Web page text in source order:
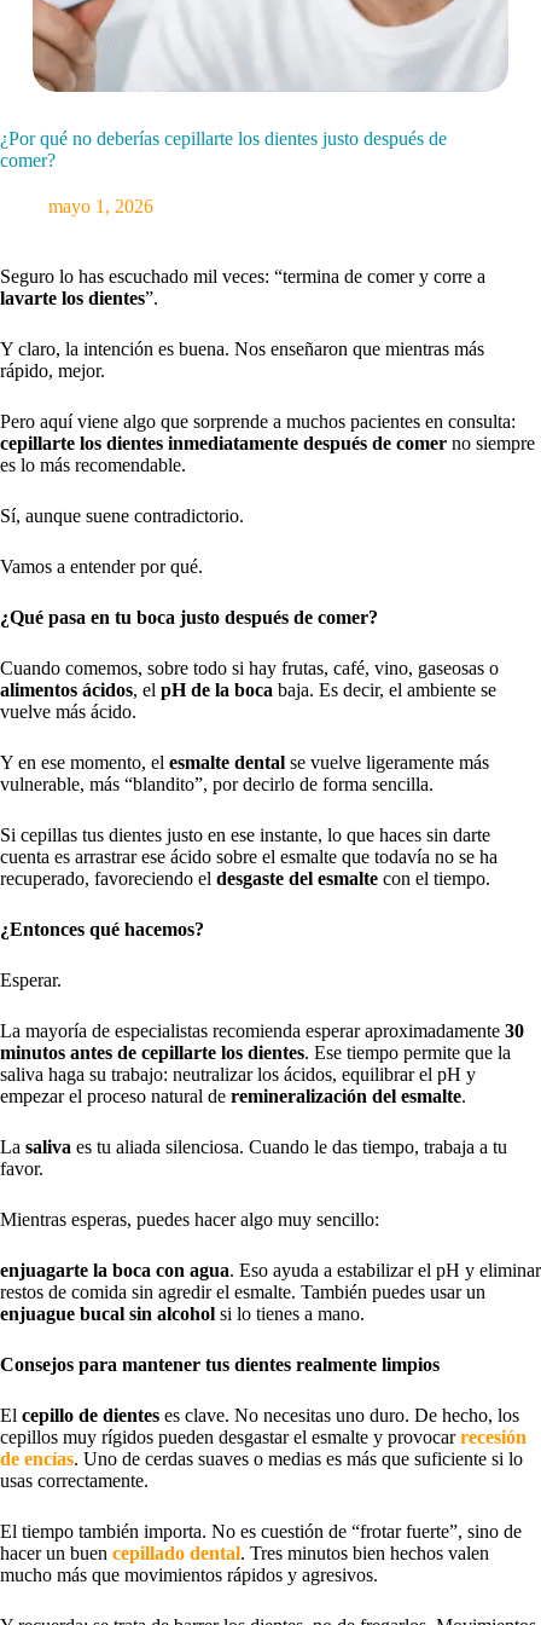
¿Por qué no deberías cepillarte los dientes justo después de
comer?
mayo 1, 2026
Seguro lo has escuchado mil veces: “termina de comer y corre a
lavarte los dientes”.
Y claro, la intención es buena. Nos enseñaron que mientras más
rápido, mejor.
Pero aquí viene algo que sorprende a muchos pacientes en consulta:
cepillarte los dientes inmediatamente después de comer no siempre
es lo más recomendable.
Sí, aunque suene contradictorio.
Vamos a entender por qué.
¿Qué pasa en tu boca justo después de comer?
Cuando comemos, sobre todo si hay frutas, café, vino, gaseosas o
alimentos ácidos, el pH de la boca baja. Es decir, el ambiente se
vuelve más ácido.
Y en ese momento, el esmalte dental se vuelve ligeramente más
vulnerable, más “blandito”, por decirlo de forma sencilla.
Si cepillas tus dientes justo en ese instante, lo que haces sin darte
cuenta es arrastrar ese ácido sobre el esmalte que todavía no se ha
recuperado, favoreciendo el desgaste del esmalte con el tiempo.
¿Entonces qué hacemos?
Esperar.
La mayoría de especialistas recomienda esperar aproximadamente 30
minutos antes de cepillarte los dientes. Ese tiempo permite que la
saliva haga su trabajo: neutralizar los ácidos, equilibrar el pH y
empezar el proceso natural de remineralización del esmalte.
La saliva es tu aliada silenciosa. Cuando le das tiempo, trabaja a tu
favor.
Mientras esperas, puedes hacer algo muy sencillo:
enjuagarte la boca con agua. Eso ayuda a estabilizar el pH y eliminar
restos de comida sin agredir el esmalte. También puedes usar un
enjuague bucal sin alcohol si lo tienes a mano.
Consejos para mantener tus dientes realmente limpios
El cepillo de dientes es clave. No necesitas uno duro. De hecho, los
cepillos muy rígidos pueden desgastar el esmalte y provocarrecesión
de encías. Uno de cerdas suaves o medias es más que suficiente si lo
usas correctamente.
El tiempo también importa. No es cuestión de “frotar fuerte”, sino de
hacer un buen cepillado dental. Tres minutos bien hechos valen
mucho más que movimientos rápidos y agresivos.